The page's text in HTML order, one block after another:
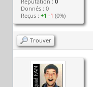
Donnés : 0
Reçus :+1 -1 (0%)
Trouver